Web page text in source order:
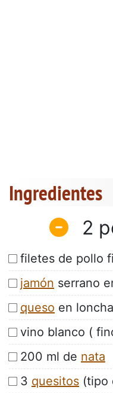
Ingredientes
2
filetes de pollo
jamón serrano
queso en
vino blanco (
200 ml de nata
3 quesitos (tipo